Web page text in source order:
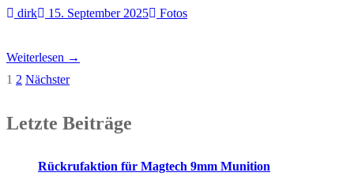
dirk 15. September 2025 Fotos
Weiterlesen →
Seitennummerierung
der
1 2 Nächster
Letzte Beiträge
Rückrufaktion für Magtech 9mm Munition